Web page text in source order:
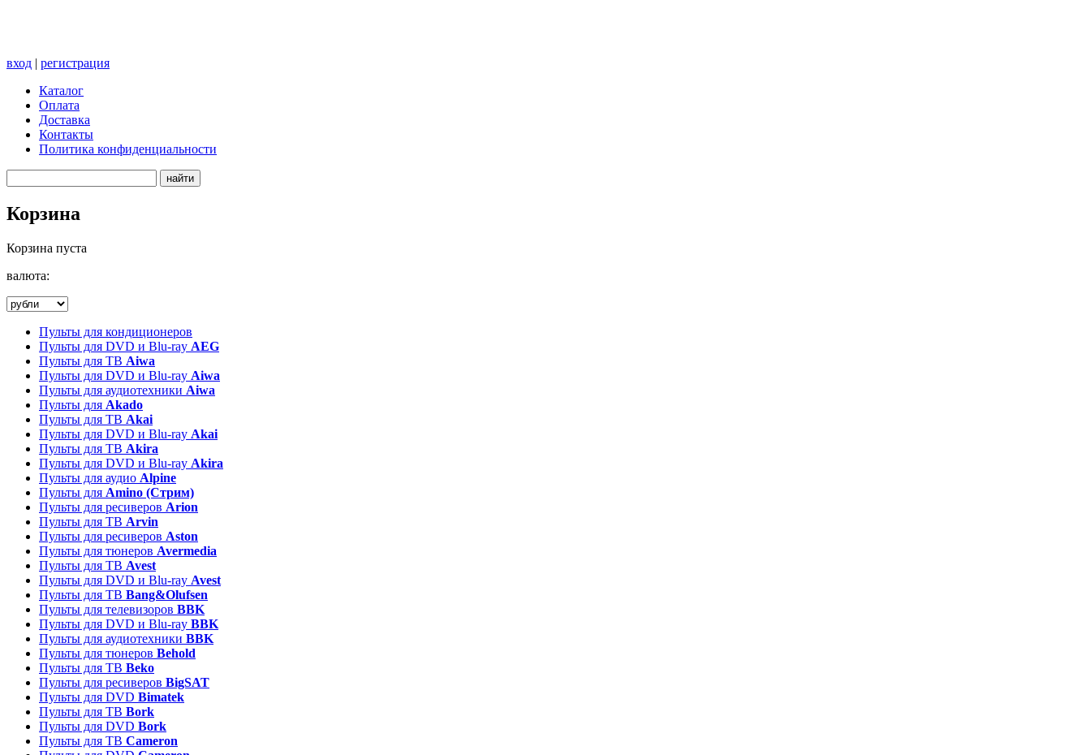
вход | регистрация
Каталог
Оплата
Доставка
Контакты
Политика конфиденциальности
Корзина
Корзина пуста
валюта:
Пульты для кондиционеров
Пульты для DVD и Blu-ray AEG
Пульты для ТВ Aiwa
Пульты для DVD и Blu-ray Aiwa
Пульты для аудиотехники Aiwa
Пульты для Akado
Пульты для ТВ Akai
Пульты для DVD и Blu-ray Akai
Пульты для ТВ Akira
Пульты для DVD и Blu-ray Akira
Пульты для аудио Alpine
Пульты для Amino (Стрим)
Пульты для ресиверов Arion
Пульты для ТВ Arvin
Пульты для ресиверов Aston
Пульты для тюнеров Avermedia
Пульты для ТВ Avest
Пульты для DVD и Blu-ray Avest
Пульты для ТВ Bang&Olufsen
Пульты для телевизоров BBK
Пульты для DVD и Blu-ray BBK
Пульты для аудиотехники BBK
Пульты для тюнеров Behold
Пульты для ТВ Beko
Пульты для ресиверов BigSAT
Пульты для DVD Bimatek
Пульты для ТВ Bork
Пульты для DVD Bork
Пульты для ТВ Cameron